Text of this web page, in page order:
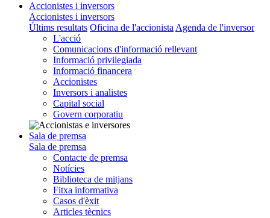
Accionistes i inversors
Accionistes i inversors
Últims resultats Oficina de l'accionista Agenda de l'inversor
L'acció
Comunicacions d'informació rellevant
Informació privilegiada
Informació financera
Accionistes
Inversors i analistes
Capital social
Govern corporatiu
Sala de premsa
Sala de premsa
Contacte de premsa
Notícies
Biblioteca de mitjans
Fitxa informativa
Casos d'èxit
Articles tècnics